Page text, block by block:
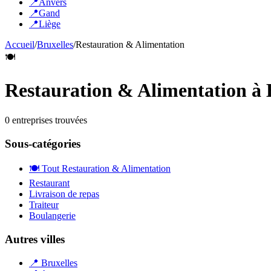
📍Anvers
📍Gand
📍Liège
Accueil/Bruxelles/Restauration & Alimentation
🍽️
Restauration & Alimentation à
0 entreprises trouvées
Sous-catégories
🍽️ Tout Restauration & Alimentation
Restaurant
Livraison de repas
Traiteur
Boulangerie
Autres villes
📍 Bruxelles